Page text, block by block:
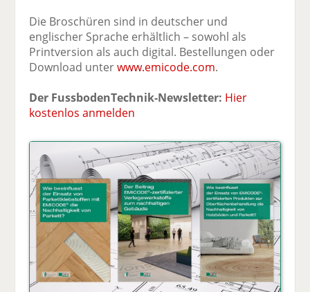
Die Broschüren sind in deutscher und
englischer Sprache erhältlich – sowohl als
Printversion als auch digital. Bestellungen oder
Download unterwww.emicode.com.
Der FussbodenTechnik-Newsletter: Hier
kostenlos anmelden